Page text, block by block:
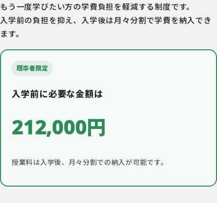
もう一度学びたい方の学費負担を軽減する制度です。
入学前の負担を抑え、入学後は月々分割で学費を納入でき
ます。
既卒者限定
入学前に必要な金額は
212,000円
授業料は入学後、月々分割での納入が可能です。